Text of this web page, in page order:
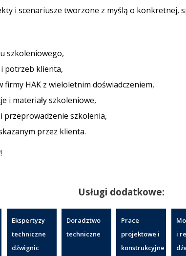
i scenariusze tworzone z myślą o konkretnej,
szkoleniowego,
potrzeb klienta,
HAK z wieloletnim doświadczeniem,
i materiały szkoleniowe,
szkolenia,
przez klienta.
Usługi dodatkowe:
Ekspertyzy
techniczne
dźwignic
Doradztwo
techniczne
Prace
projektowe i
konstrukcyjne
i